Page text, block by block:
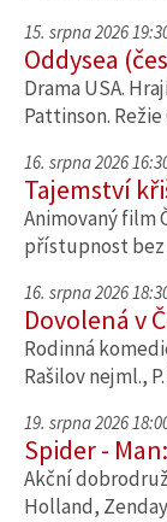
15. srpna 2026
Oddysea
Drama USA.
Pattinson. Režie
16. srpna 2026
Tajemství
Animovaný film
přístupnost
16. srpna 2026
Dovolená v
Rodinná
Rašilov nejml.,
19. srpna 2026
Spider -
Akční
Holland,